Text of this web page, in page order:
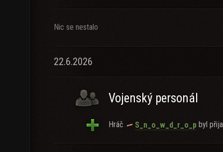
Nic se nestalo
22.6.2026
Vojenský personál
Hráč S_n_o_w_d_r_o_p byl